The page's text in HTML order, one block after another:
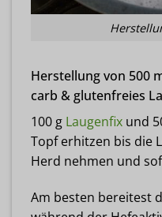
Herstellung von 500
carb & glutenfreies
100 g Laugenfix und
Topf erhitzen bis die
Herd nehmen und
Am besten bereitest